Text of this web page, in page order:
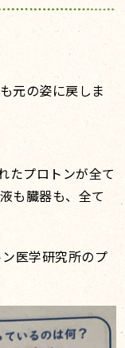
元の姿に戻しま
たプロトンが全て
も臓器も、全て
医学研究所のプ